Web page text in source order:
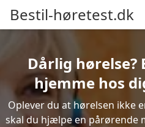
Bestil-høretest.dk
Dårlig hørelse?
hjemme hos
Oplever du at hørelsen ikke
skal du hjælpe en pårørende